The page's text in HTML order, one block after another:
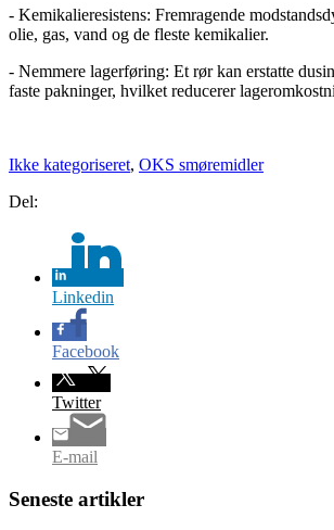
- Kemikalieresistens: Fremragende
olie, gas, vand og de fleste kemikalier.
- Nemmere lagerføring: Et rør kan erstatte
faste pakninger, hvilket reducerer
Ikke kategoriseret, OKS smøremidler
Del:
Linkedin
Facebook
Twitter
E-mail
Seneste artikler